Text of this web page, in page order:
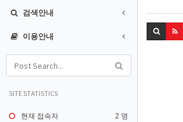
검색안내
이용안내
SITE STATISTICS
현재 접속자
2 명